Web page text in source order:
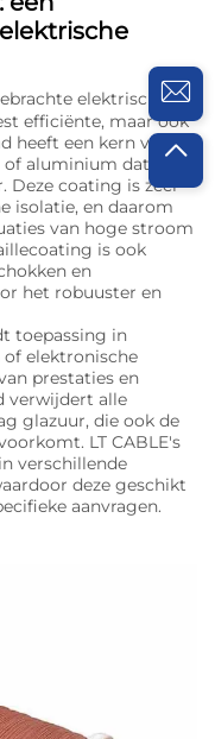
elektrische
efficiënte, maar ook
heeft een kern van
of aluminium dat is
Deze coating is zeer
isolatie, en daarom
van hoge stroom
is ook
en
het robuuster en
toepassing in
elektronische
prestaties en
verwijdert alle
glazuur, die ook de
LT CABLE's
verschillende
deze geschikt
aanvragen.